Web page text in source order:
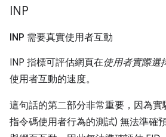
INP
INP 需要真實使用者互動
INP 指標可評估網頁在使用者實際選
使用者互動的速度。
這句話的第二部分非常重要，因為實
指令碼使用者行為的測試) 無法準確